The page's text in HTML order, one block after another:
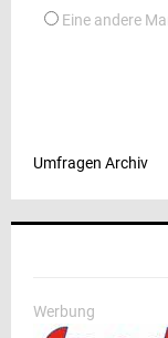
Eine andere
Umfragen Archiv
Werbung